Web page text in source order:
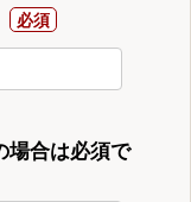
場合は必須で